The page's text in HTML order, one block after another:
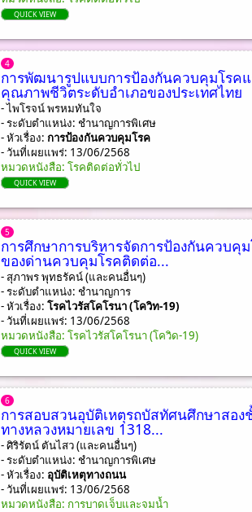
QUICK VIEW
4
การพัฒนารูปแบบการป้องกันควบคุมโรค
คุณภาพชีวิตระดับอำเภอของประเทศไทย
- ไพโรจน์ พรหมทันใจ
- ระดับตำแหน่ง: ชํานาญการพิเศษ
- หัวเรื่อง: การป้องกันควบคุมโรค
- วันที่เผยแพร่: 13/06/2568
หมวดหนังสือ: โรคติดต่อทั่วไป
QUICK VIEW
5
การศึกษาการบริหารจัดการป้องกันควบคุ
ของด่านควบคุมโรคติดต่อ...
- สุภาพร พุทธรัคน์ (และคนอื่นๆ)
- ระดับตำแหน่ง: ชํานาญการ
- หัวเรื่อง: โรคไวรัสโคโรนา (โควิท-19)
- วันที่เผยแพร่: 13/06/2568
หมวดหนังสือ: โรคไวรัสโคโรนา (โควิด-19)
QUICK VIEW
6
การสอบสวนอุบัติเหตุรถบัสทัศนศึกษาสอ
ทางหลวงหมายเลข 1318...
- ศิริรัตน์ ตันไสว (และคนอื่นๆ)
- ระดับตำแหน่ง: ชํานาญการพิเศษ
- หัวเรื่อง: อุบัติเหตุทางถนน
- วันที่เผยแพร่: 13/06/2568
หมวดหนังสือ: การบาดเจ็บและจมน้ำ